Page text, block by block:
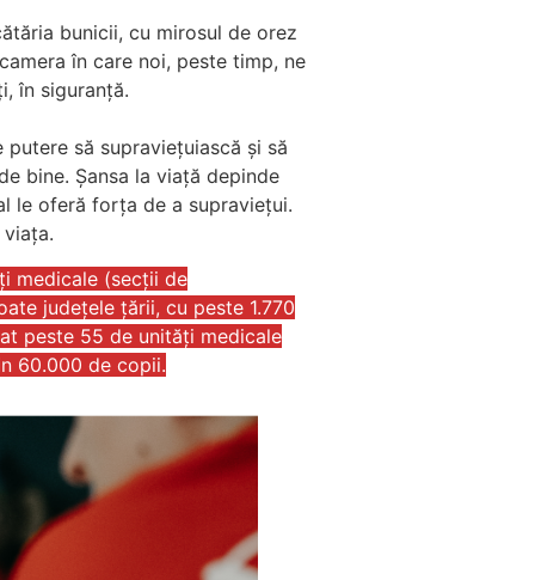
bunicii, cu mirosul de orez
în care noi, peste timp, ne
în siguranță.
să supraviețuiască și să
bine. Șansa la viață depinde
le oferă forța de a supraviețui.
medicale (secții de
județele țării, cu peste 1.770
peste 55 de unități medicale
60.000 de copii.